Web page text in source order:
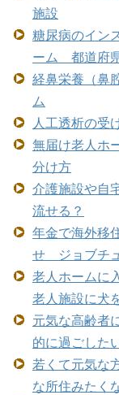
施設
糖尿病のイン
ーム 都道府
経鼻栄養（鼻
ム
人工透析の受
無届け老人ホ
分け方
介護施設や自
流せる？
年金で海外移
せ ジョブチ
老人ホームに
老人施設に犬
元気な高齢者
的に過ごした
若くて元気な
な所住みたく